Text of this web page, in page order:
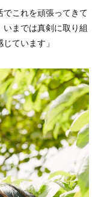
これを頑張ってきて
までは真剣に取り組
ています」